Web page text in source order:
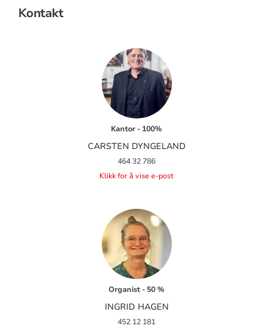
Kontakt
Kantor - 100%
CARSTEN DYNGELAND
464 32 786
Klikk for å vise e-post
Organist - 50 %
INGRID HAGEN
452 12 181